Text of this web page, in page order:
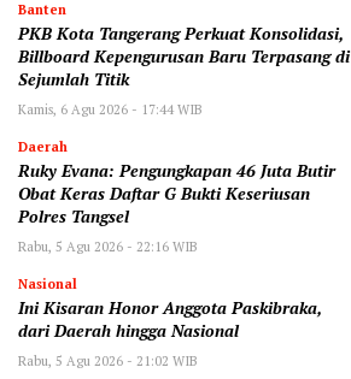
Banten
‎PKB Kota Tangerang Perkuat Konsolidasi,
Billboard Kepengurusan Baru Terpasang di
Sejumlah Titik ‎
Kamis, 6 Agu 2026 - 17:44 WIB
Daerah
‎Ruky Evana: Pengungkapan 46 Juta Butir
Obat Keras Daftar G Bukti Keseriusan
Polres Tangsel
Rabu, 5 Agu 2026 - 22:16 WIB
Nasional
Ini Kisaran Honor Anggota Paskibraka,
dari Daerah hingga Nasional
Rabu, 5 Agu 2026 - 21:02 WIB